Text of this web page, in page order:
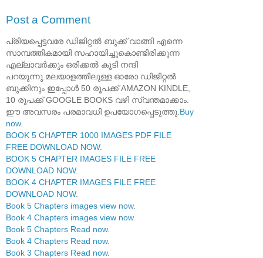
Post a Comment
പ്രിയപ്പെട്ടവരേ ഡിജിറ്റൽ ബുക്ക് വാങ്ങി എന്നെ
സാമ്പത്തികമായി സഹായിച്ചുകൊണ്ടിരിക്കുന്ന
എല്ലാവർക്കും ഒരിക്കൽ കൂടി നന്ദി
പറയുന്നു.മലയാളത്തിലുള്ള ഓരോ ഡിജിറ്റൽ
ബുക്കിനും ഇപ്പോൾ 50 രൂപക്ക് AMAZON KINDLE,
10 രൂപക്ക് GOOGLE BOOKS വഴി സ്വന്തമാക്കാം.
ഈ അവസരം പരമാവധി ഉപയോഗപ്പെടുത്തു. Buy
now.
BOOK 5 CHAPTER 1000 IMAGES PDF FILE
FREE DOWNLOAD NOW.
BOOK 5 CHAPTER IMAGES FILE FREE
DOWNLOAD NOW.
BOOK 4 CHAPTER IMAGES FILE FREE
DOWNLOAD NOW.
Book 5 Chapters images view now.
Book 4 Chapters images view now.
Book 5 Chapters Read now.
Book 4 Chapters Read now.
Book 3 Chapters Read now.